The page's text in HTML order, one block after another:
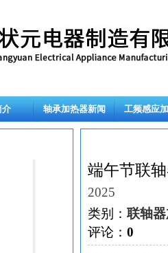
介 轴承加热器新闻 工频感应
端午节联
2025
类别： 联轴
评论： 0